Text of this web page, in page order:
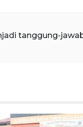
tanggung-